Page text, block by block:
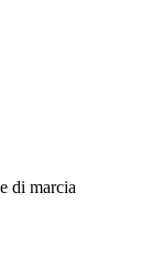
di marcia